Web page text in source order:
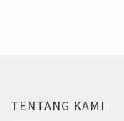
TENTANG KAMI